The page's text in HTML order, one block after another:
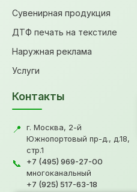
Сувенирная продукция
ДТФ печать на текстиле
Наружная реклама
Услуги
Контакты
📍
г. Москва, 2-й
Южнопортовый пр-д., д.18,
стр.1
📞
+7 (495) 969-27-00
многоканальный
+7 (925) 517-63-18